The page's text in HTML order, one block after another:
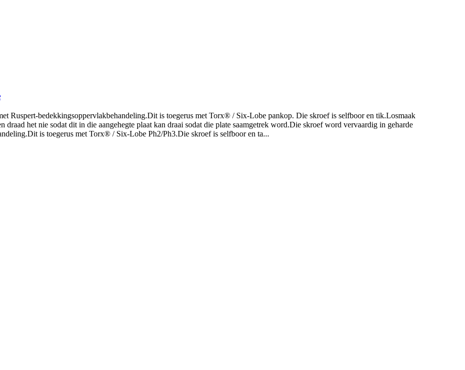
Ruspert-bedekkingsoppervlakbehandeling.Dit is toegerus met Torx® / Six-Lobe pankop. Die skroef is selfboor en tik.Losmaak
draad het nie sodat dit in die aangehegte plaat kan draai sodat die plate saamgetrek word.Die skroef word vervaardig in geharde
is toegerus met Torx® / Six-Lobe Ph2/Ph3.Die skroef is selfboor en ta...